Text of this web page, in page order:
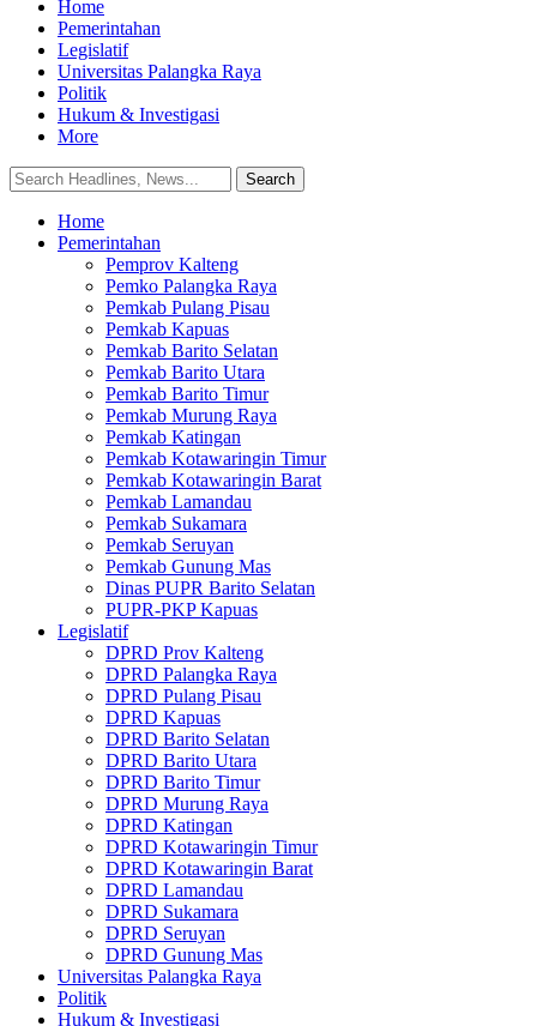
Home
Pemerintahan
Legislatif
Universitas Palangka Raya
Politik
Hukum & Investigasi
More
Home
Pemerintahan
Pemprov Kalteng
Pemko Palangka Raya
Pemkab Pulang Pisau
Pemkab Kapuas
Pemkab Barito Selatan
Pemkab Barito Utara
Pemkab Barito Timur
Pemkab Murung Raya
Pemkab Katingan
Pemkab Kotawaringin Timur
Pemkab Kotawaringin Barat
Pemkab Lamandau
Pemkab Sukamara
Pemkab Seruyan
Pemkab Gunung Mas
Dinas PUPR Barito Selatan
PUPR-PKP Kapuas
Legislatif
DPRD Prov Kalteng
DPRD Palangka Raya
DPRD Pulang Pisau
DPRD Kapuas
DPRD Barito Selatan
DPRD Barito Utara
DPRD Barito Timur
DPRD Murung Raya
DPRD Katingan
DPRD Kotawaringin Timur
DPRD Kotawaringin Barat
DPRD Lamandau
DPRD Sukamara
DPRD Seruyan
DPRD Gunung Mas
Universitas Palangka Raya
Politik
Hukum & Investigasi